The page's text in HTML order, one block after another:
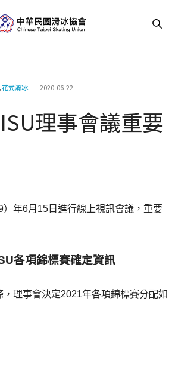
花式滑冰 2020-06-22
ISU理事會議重要
）年6月15日進行線上視訊會議，重要
各項錦標賽確定資訊
理事會決定2021年各項錦標賽分配如